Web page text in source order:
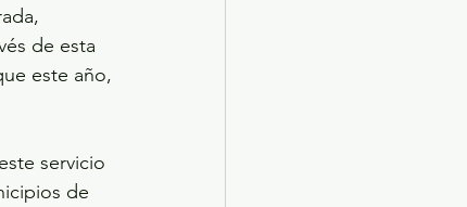
de esta
este año,
servicio
de